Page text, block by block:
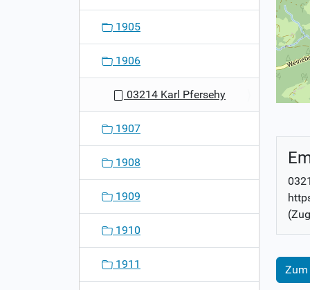
Zum
1905
1906
03214 Karl Pfersehy
1907
1908
1909
1910
1911